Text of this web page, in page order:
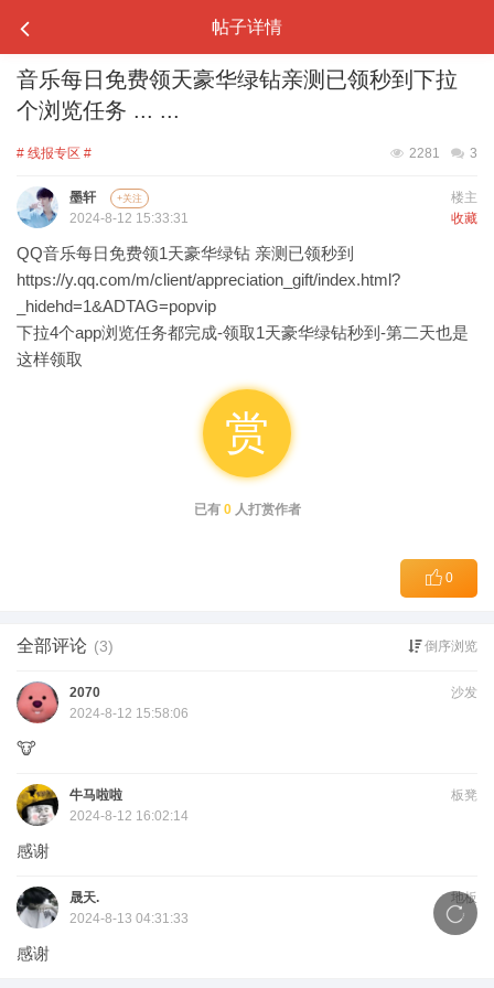
帖子详情
音乐每日免费领天豪华绿钻亲测已领秒到下拉
个浏览任务 ... ...
# 线报专区 # 3
2281
楼主
墨轩 +关注
收藏
2024-8-12 15:33:31
QQ音乐每日免费领1天豪华绿钻 亲测已领秒到
https://y.qq.com/m/client/appreciation_gift/index.html?
_hidehd=1&ADTAG=popvip
下拉4个app浏览任务都完成-领取1天豪华绿钻秒到-第二天也是
这样领取
赏
已有 0人打赏作者
0
全部评论 (3) 倒序浏览
沙发
2070
2024-8-12 15:58:06
🐮
板凳
牛马啦啦
2024-8-12 16:02:14
感谢
地板
晟天.
2024-8-13 04:31:33
感谢